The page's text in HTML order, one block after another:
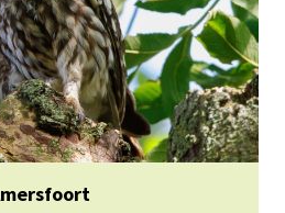
afd. Amersfoort